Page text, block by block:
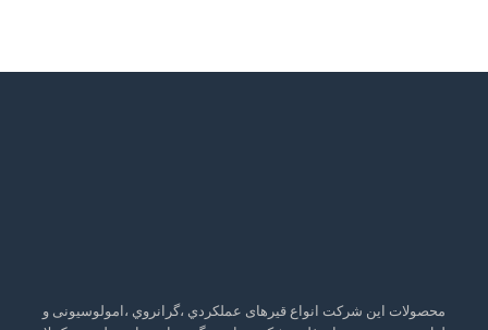
محصولات این شرکت انواع قیرهای عملکردي ،گرانروي ،امولوسیونی و